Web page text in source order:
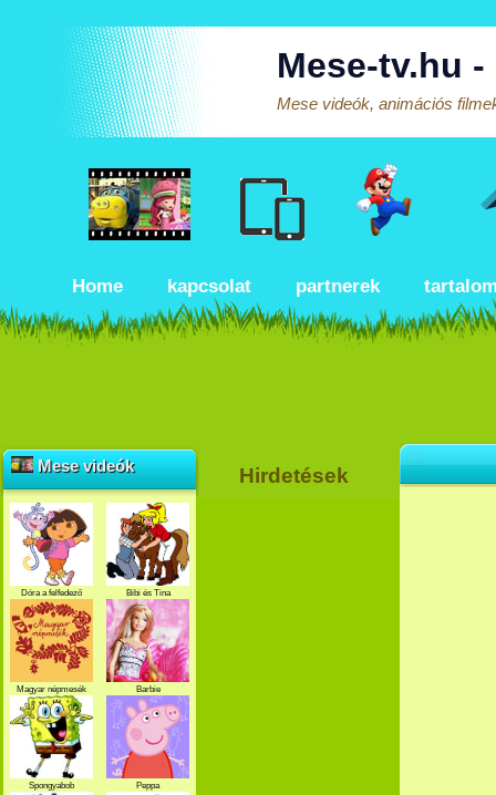
Mese-tv.hu
Mese videók, animációs
Home kapcsolat partnerek
Mese videók
Dóra a felfedező Bibi és Tina
Magyar népmesék Barbie
Spongyabob Peppa
Hirdetések